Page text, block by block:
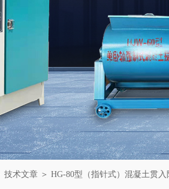
技术文章 ＞ HG-80型（指针式）混凝土贯